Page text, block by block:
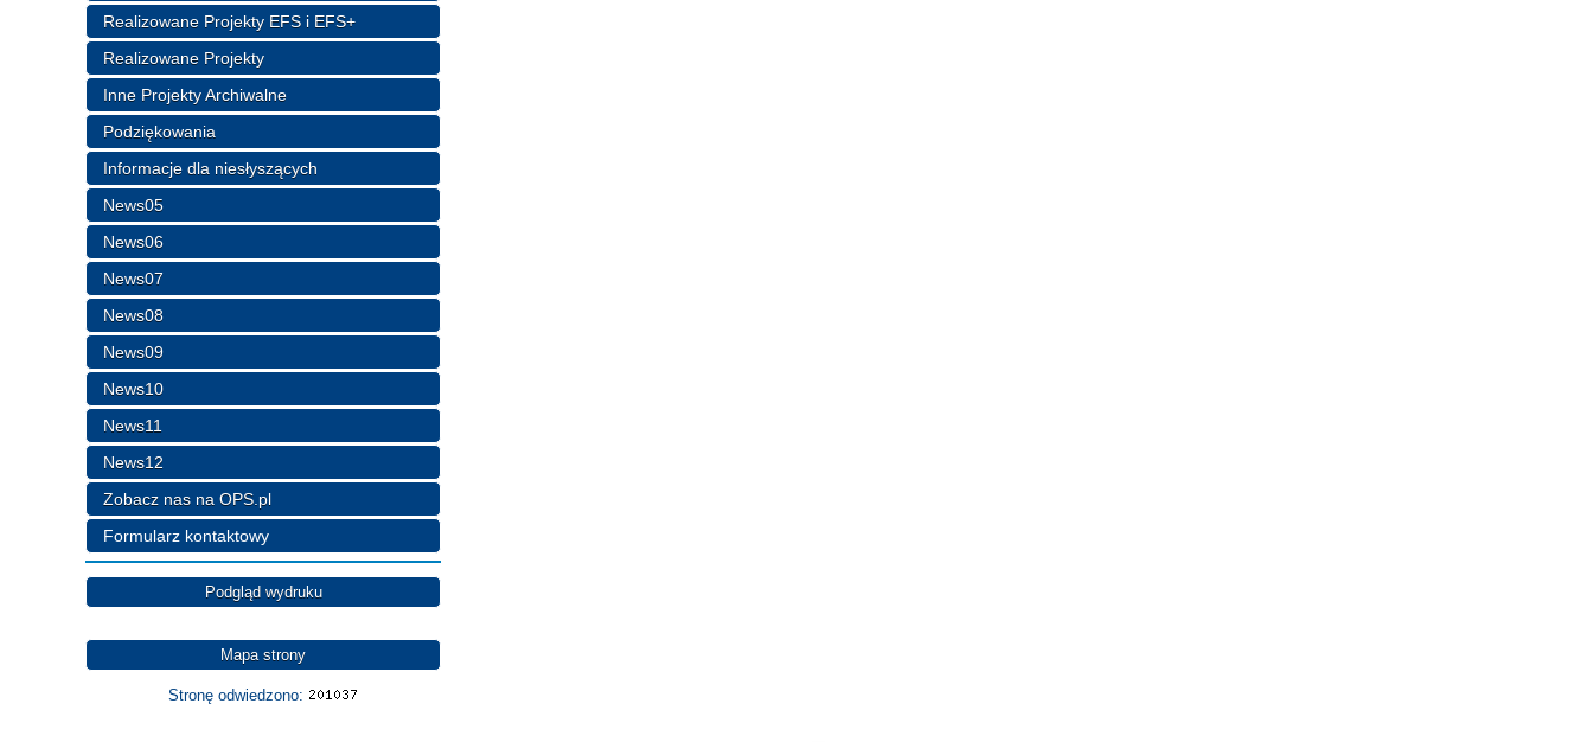
Realizowane Projekty EFS i EFS+
Realizowane Projekty
Inne Projekty Archiwalne
Podziękowania
Informacje dla niesłyszących
News05
News06
News07
News08
News09
News10
News11
News12
Zobacz nas na OPS.pl
Formularz kontaktowy
Podgląd wydruku
Mapa strony
Stronę odwiedzono: